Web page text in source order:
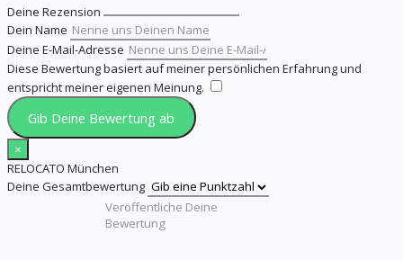
Deine Rezension
Dein Name
Deine E-Mail-Adresse
Diese Bewertung basiert auf meiner persönlichen Erfahrung und
entspricht meiner eigenen Meinung.
Gib Deine Bewertung ab
×
RELOCATO München
Deine Gesamtbewertung